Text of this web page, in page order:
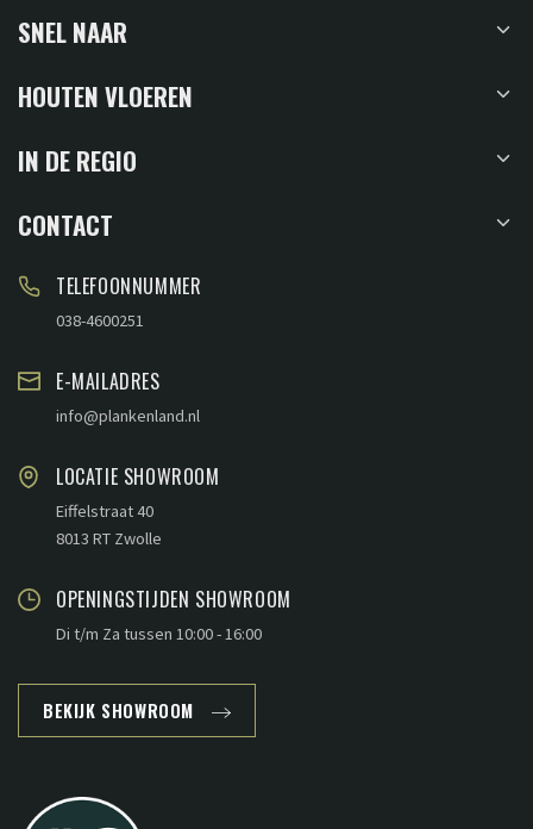
SNEL NAAR
HOUTEN VLOEREN
IN DE REGIO
CONTACT
TELEFOONNUMMER
038-4600251
E-MAILADRES
info@plankenland.nl
LOCATIE SHOWROOM
Eiffelstraat 40
8013 RT Zwolle
OPENINGSTIJDEN SHOWROOM
Di t/m Za tussen 10:00 - 16:00
BEKIJK SHOWROOM